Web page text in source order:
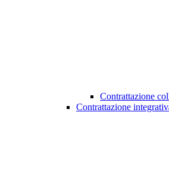
Contrattazione
Contrattazione